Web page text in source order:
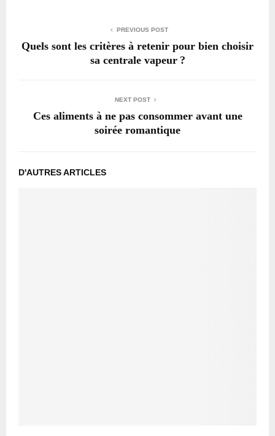
PREVIOUS POST
Quels sont les critères à retenir pour bien choisir
sa centrale vapeur ?
NEXT POST
Ces aliments à ne pas consommer avant une
soirée romantique
D'AUTRES ARTICLES